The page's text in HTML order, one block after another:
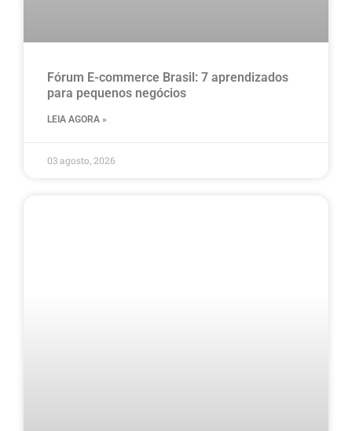
Fórum E-commerce Brasil: 7 aprendizados
para pequenos negócios
LEIA AGORA »
03 agosto, 2026